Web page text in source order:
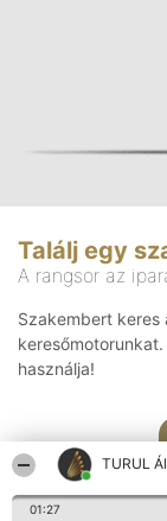
TURUL
01:27
Találj egy
A rangsor az
Szakembert keres
használja!